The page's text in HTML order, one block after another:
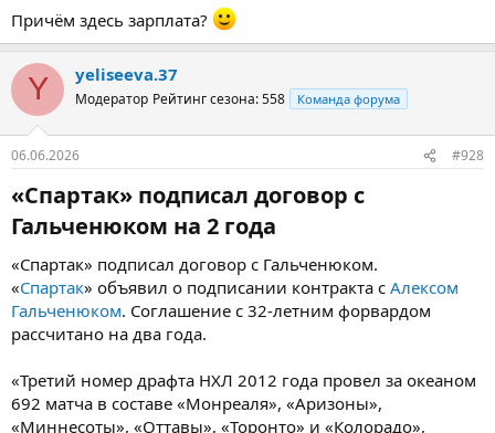
Новиков о Гутике: это маленький Панарин.
Заслуженный тренер России Юрий Новиков сравнил
нападающего «Спартака»Даниила Гутикас форвардом
«Лос‑Анджелеса»Артемием Панариным
В минувшем сезоне 24‑летний Гутик провел 25 матчей в составе
«Спартака», на его счету 10 заброшенных шайб и 11
результативных передач. Ранее «Спартак» продлил контракт с
Гутиком на два года.
«Мне очень нравится Гутик, надеюсь, он проведет свой самый
сильный сезон, у него хорошие перспективы. Это
было и не будет.
Это маленький Панарин. Пусть Гутик не обижается, маленький
– имеется в виду, что зарплата у него меньше, чем у
Панарина», – сказал Новиков.
Причём здесь зарплата?
Y yeliseeva.37
Модератор Рейтинг сезона: 558 Команда форума
06.06.2026 #928
«Спартак» подписал договор с
Гальченюком на 2 года​
«Спартак» подписал договор с Гальченюком.
«Спартак» объявил о подписании контракта с Алексом
Гальченюком. Соглашение с 32-летним форвардом
рассчитано на два года.
«Третий номер драфта НХЛ 2012 года провел за океаном
692 матча в составе «Монреаля», «Аризоны»,
«Миннесоты», «Оттавы», «Торонто» и «Колорадо»,